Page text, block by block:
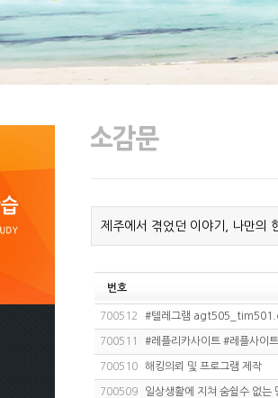
제주에서 겪었던 이야기, 나만의
번호
700512 #텔레그램
700511 #레플리카사이트 #레플사이
700510 해킹의뢰 및 프로그램 제작
700509 일상생활에 지쳐 숨쉴수 없